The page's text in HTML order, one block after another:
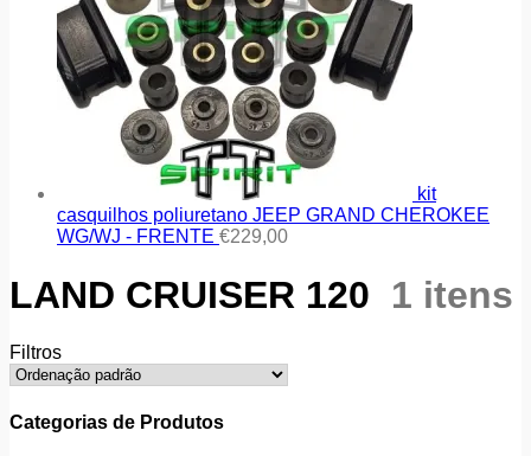
kit
casquilhos poliuretano JEEP GRAND CHEROKEE
WG/WJ - FRENTE €229,00
LAND CRUISER 120 1 itens
Filtros
Categorias de Produtos